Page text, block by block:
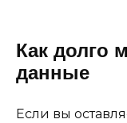
Как долго
данные
Если вы